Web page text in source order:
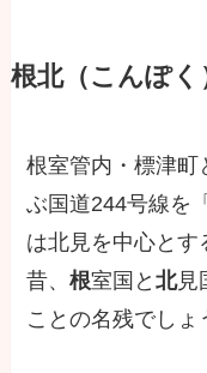
根北（こんぽく
根室管内・標津町
ぶ国道244号線を
は北見を中心と
昔、根室国と北見
ことの名残でしょ